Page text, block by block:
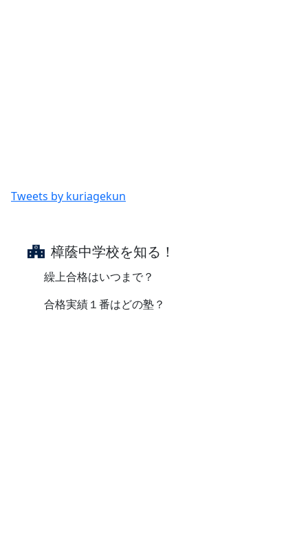
Tweets by kuriagekun
樟蔭中学校を知る！
繰上合格はいつまで？
合格実績１番はどの塾？